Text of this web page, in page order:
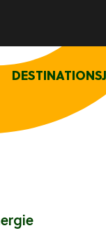
DESTINATIONS